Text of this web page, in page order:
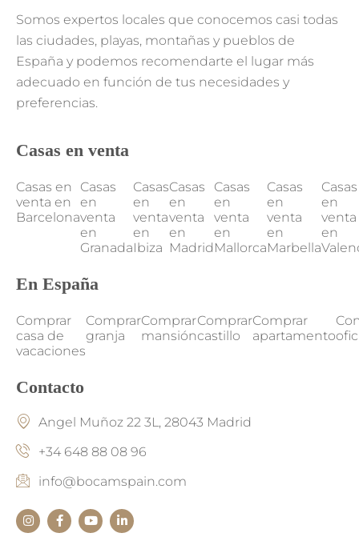
Somos expertos locales que conocemos casi todas
las ciudades, playas, montañas y pueblos de
España y podemos recomendarte el lugar más
adecuado en función de tus necesidades y
preferencias.
Casas en venta
Casas en
venta en
Barcelona
Casas
en
venta
en
Granada
Casas
en
venta
en
Ibiza
Casas
en
venta
en
Madrid
Casas
en
venta
en
Mallorca
Casas
en
venta
en
Marbella
Casas
en
venta
en
En España
Comprar
casa de
vacaciones
Comprar
granja
Comprar
mansión
Comprar
castillo
Comprar
apartamento
Contacto
Angel Muñoz 22 3L, 28043 Madrid
+34 648 88 08 96
info@bocamspain.com